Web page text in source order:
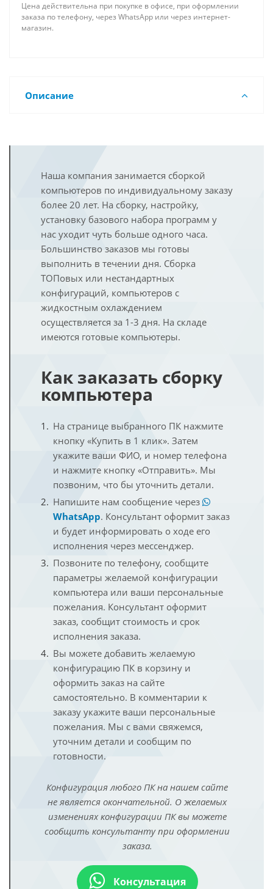
Цена действительна при покупке в офисе, при оформлении
заказа по телефону, через WhatsApp или через интернет-
магазин.
Описание
Наша компания занимается сборкой
компьютеров по индивидуальному заказу
более 20 лет. На сборку, настройку,
установку базового набора программ у
нас уходит чуть больше одного часа.
Большинство заказов мы готовы
выполнить в течении дня. Сборка
ТОПовых или нестандартных
конфигураций, компьютеров с
жидкостным охлаждением
осуществляется за 1-3 дня. На складе
имеются готовые компьютеры.
Как заказать сборку
компьютера
На странице выбранного ПК нажмите
кнопку «Купить в 1 клик». Затем
укажите ваши ФИО, и номер телефона
и нажмите кнопку «Отправить». Мы
позвоним, что бы уточнить детали.
Напишите нам сообщение через
WhatsApp. Консультант оформит заказ
и будет информировать о ходе его
исполнения через мессенджер.
Позвоните по телефону, сообщите
параметры желаемой конфигурации
компьютера или ваши персональные
пожелания. Консультант оформит
заказ, сообщит стоимость и срок
исполнения заказа.
Вы можете добавить желаемую
конфигурацию ПК в корзину и
оформить заказ на сайте
самостоятельно. В комментарии к
заказу укажите ваши персональные
пожелания. Мы с вами свяжемся,
уточним детали и сообщим по
готовности.
Конфигурация любого ПК на нашем сайте
не является окончательной. О желаемых
изменениях конфигурации ПК вы можете
сообщить консультанту при оформлении
заказа.
Консультация